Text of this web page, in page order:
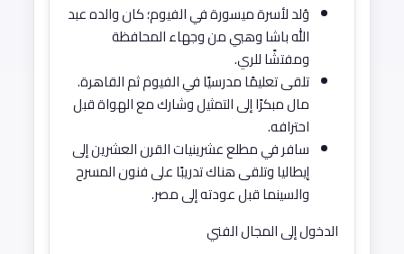
وُلد لأسرة ميسورة في الفيوم؛ كان والده عبد
الله باشا وهبي من وجهاء المحافظة
ومفتشًا للري.
تلقى تعليمًا مدرسيًا في الفيوم ثم القاهرة.
مال مبكرًا إلى التمثيل وشارك مع الهواة قبل
احترافه.
سافر في مطلع عشرينيات القرن العشرين إلى
إيطاليا وتلقى هناك تدريبًا على فنون المسرح
والسينما قبل عودته إلى مصر.
الدخول إلى المجال الفني